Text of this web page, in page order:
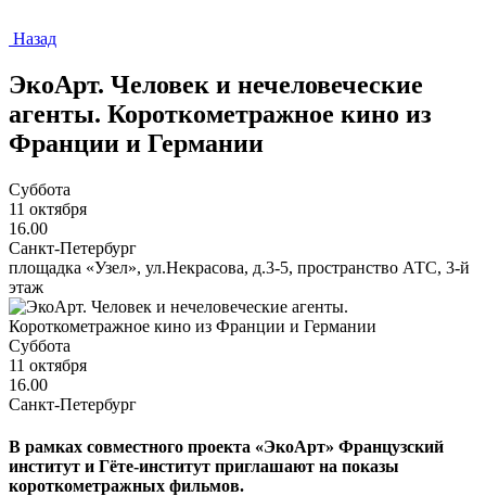
Назад
ЭкоАрт. Человек и нечеловеческие
агенты. Короткометражное кино из
Франции и Германии
Суббота
11 октября
16.00
Санкт-Петербург
площадка «Узел», ул.Некрасова, д.3-5, пространство АТС, 3-й
этаж
Суббота
11 октября
16.00
Санкт-Петербург
В рамках совместного проекта «ЭкоАрт» Французский
институт и Гёте-институт приглашают на показы
короткометражных фильмов.